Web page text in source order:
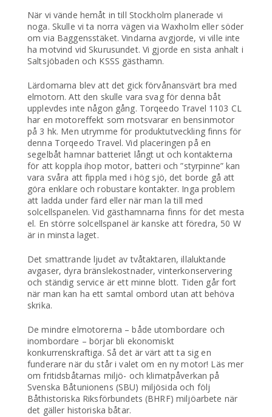
När vi vände hemåt in till Stockholm planerade vi
noga. Skulle vi ta norra vägen via Waxholm eller söder
om via Baggensstäket. Vindarna avgjorde, vi ville inte
ha motvind vid Skurusundet. Vi gjorde en sista anhalt i
Saltsjöbaden och KSSS gästhamn.
Lärdomarna blev att det gick förvånansvärt bra med
elmotorn. Att den skulle vara svag för denna båt
upplevdes inte någon gång. Torqeedo Travel 1103 CL
har en motoreffekt som motsvarar en bensinmotor
på 3 hk. Men utrymme för produktutveckling finns för
denna Torqeedo Travel. Vid placeringen på en
segelbåt hamnar batteriet långt ut och kontakterna
för att koppla ihop motor, batteri och ”styrpinne” kan
vara svåra att fippla med i hög sjö, det borde gå att
göra enklare och robustare kontakter. Inga problem
att ladda under färd eller när man la till med
solcellspanelen. Vid gästhamnarna finns för det mesta
el. En större solcellspanel är kanske att föredra, 50 W
är in minsta laget.
Det smattrande ljudet av tvåtaktaren, illaluktande
avgaser, dyra bränslekostnader, vinterkonservering
och ständig service är ett minne blott. Tiden går fort
när man kan ha ett samtal ombord utan att behöva
skrika.
De mindre elmotorerna – både utombordare och
inombordare – börjar bli ekonomiskt
konkurrenskraftiga. Så det är värt att ta sig en
funderare när du står i valet om en ny motor! Läs mer
om fritidsbåtarnas miljö- och klimatpåverkan på
Svenska Båtunionens (SBU) miljösida och följ
Båthistoriska Riksförbundets (BHRF) miljöarbete när
det gäller historiska båtar.